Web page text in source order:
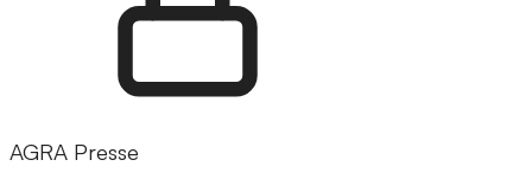
AGRA Presse